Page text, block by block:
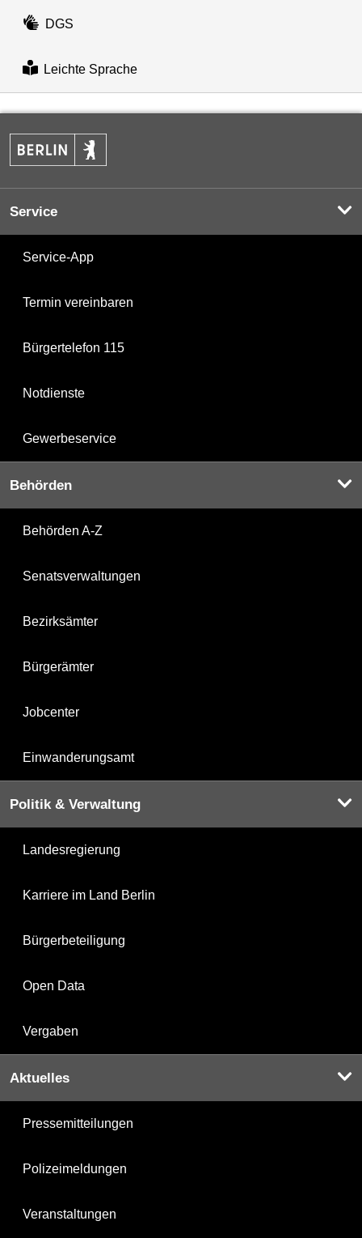
DGS
Leichte Sprache
Service
Service-App
Termin vereinbaren
Bürgertelefon 115
Notdienste
Gewerbeservice
Behörden
Behörden A-Z
Senatsverwaltungen
Bezirksämter
Bürgerämter
Jobcenter
Einwanderungsamt
Politik & Verwaltung
Landesregierung
Karriere im Land Berlin
Bürgerbeteiligung
Open Data
Vergaben
Aktuelles
Pressemitteilungen
Polizeimeldungen
Veranstaltungen